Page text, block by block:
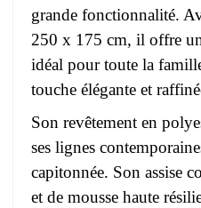
grande fonctionnalité.
250 x 175 cm, il offre un
idéal pour toute la
touche élégante et
Son revêtement en
ses lignes
capitonnée. Son assise
et de mousse haute